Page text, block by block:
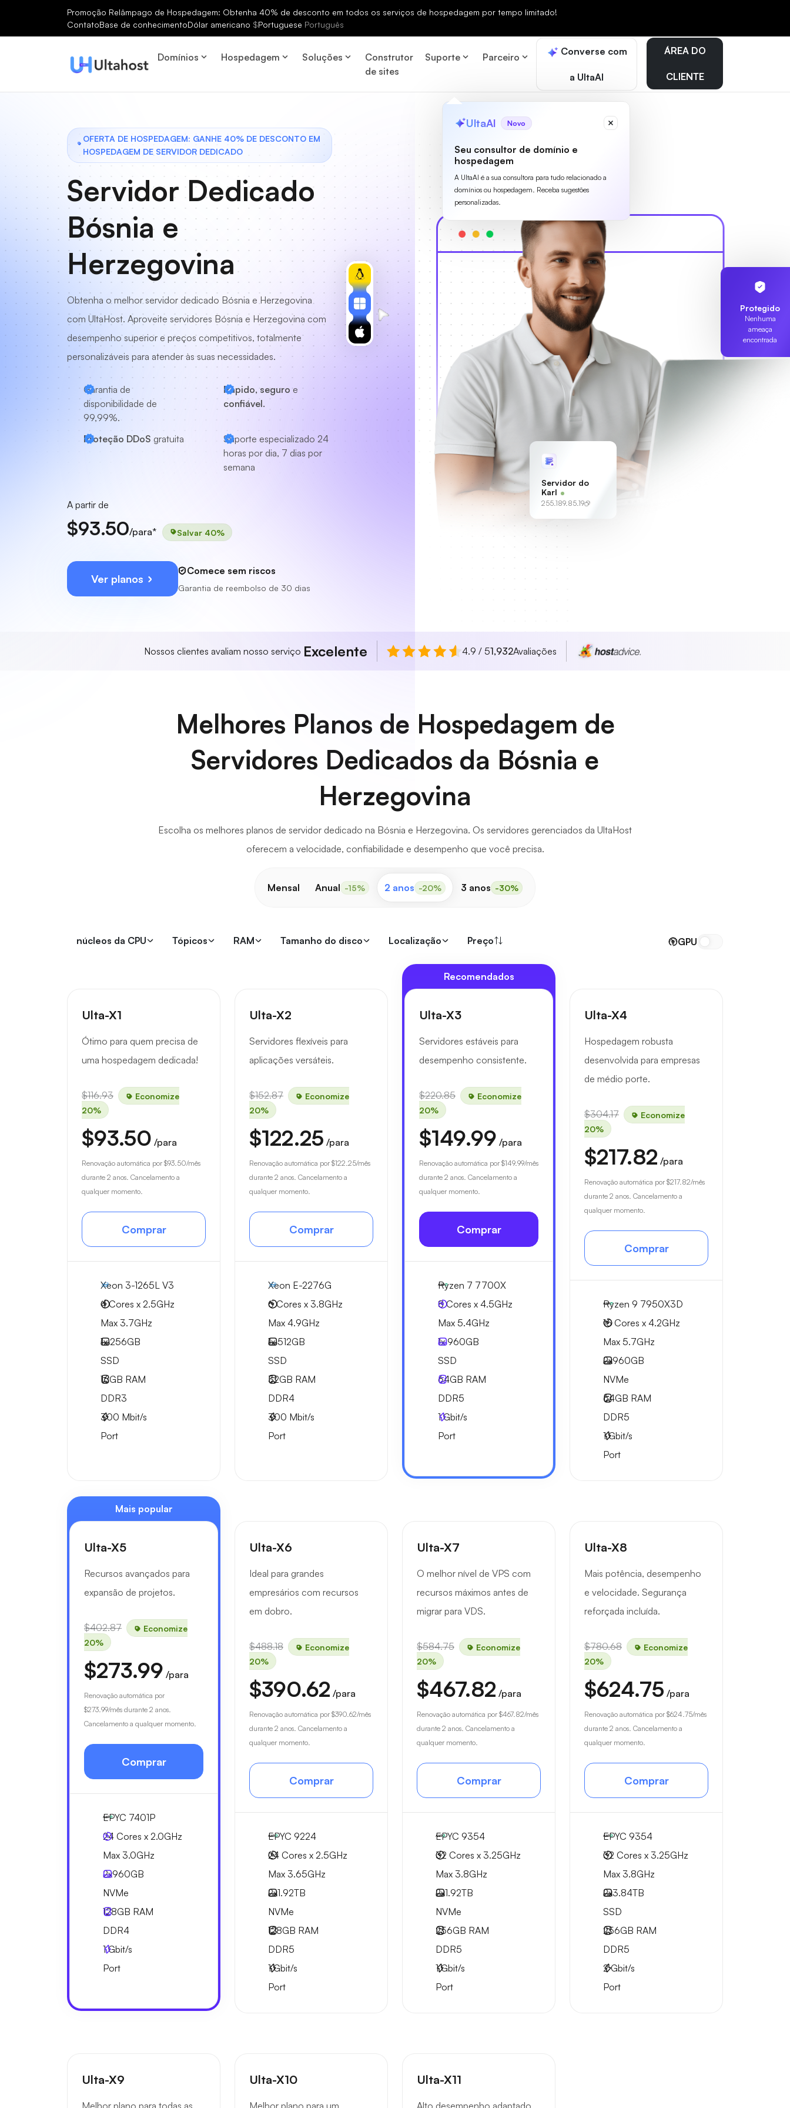
Promoção Relâmpago de Hospedagem: Obtenha 40% de desconto em todos os serviços de hospedagem por tempo limitado!
ContatoBase de conhecimentoDólar americano $Portuguese Português
Domínios Hospedagem Soluções
Construtor
de sites
Suporte Parceiro Converse com
a UltaAI
UltaAI Novo
Seu consultor de domínio e
hospedagem
A UltaAI é a sua consultora para tudo relacionado a
domínios ou hospedagem. Receba sugestões
personalizadas.
ÁREA DO
CLIENTE
OFERTA DE HOSPEDAGEM: GANHE 40% DE DESCONTO EM
HOSPEDAGEM DE SERVIDOR DEDICADO
Servidor Dedicado
Bósnia e
Herzegovina
Obtenha o melhor servidor dedicado Bósnia e Herzegovina
com UltaHost. Aproveite servidores Bósnia e Herzegovina com
desempenho superior e preços competitivos, totalmente
personalizáveis para atender às suas necessidades.
Garantia de
disponibilidade de
99,99%.
Rápido, seguro e
confiável.
Proteção DDoS gratuita Suporte especializado 24
horas por dia, 7 dias por
semana
A partir de
$93.50/para* Salvar 40%
Ver planos
Comece sem riscos
Garantia de reembolso de 30 dias
Protegido
Nenhuma
ameaça
encontrada
Servidor do
Karl
255.189.85.19
Nossos clientes avaliam nosso serviço Excelente 4.9 / 51,932Avaliações
Melhores Planos de Hospedagem de
Servidores Dedicados da Bósnia e
Herzegovina
Escolha os melhores planos de servidor dedicado na Bósnia e Herzegovina. Os servidores gerenciados da UltaHost
oferecem a velocidade, confiabilidade e desempenho que você precisa.
Mensal Anual -15% 2 anos -20% 3 anos -30%
núcleos da CPU Tópicos RAM Tamanho do disco Localização Preço GPU
Ulta-X1
Ótimo para quem precisa de
uma hospedagem dedicada!
$116.93
Economize
20%
$93.50 /para
Renovação automática por $93.50/mês
durante 2 anos. Cancelamento a
qualquer momento.
Comprar
Xeon 3-1265L V3
4 Cores x 2.5GHz
Max 3.7GHz
1x256GB
SSD
16GB RAM
DDR3
300 Mbit/s
Port
Ulta-X2
Servidores flexíveis para
aplicações versáteis.
$152.87
Economize
20%
$122.25 /para
Renovação automática por $122.25/mês
durante 2 anos. Cancelamento a
qualquer momento.
Comprar
Xeon E-2276G
6 Cores x 3.8GHz
Max 4.9GHz
1x512GB
SSD
32GB RAM
DDR4
300 Mbit/s
Port
Recomendados
Ulta-X3
Servidores estáveis para
desempenho consistente.
$220.85
Economize
20%
$149.99 /para
Renovação automática por $149.99/mês
durante 2 anos. Cancelamento a
qualquer momento.
Comprar
Ryzen 7 7700X
8 Cores x 4.5GHz
Max 5.4GHz
1x960GB
SSD
64GB RAM
DDR5
1Gbit/s
Port
Ulta-X4
Hospedagem robusta
desenvolvida para empresas
de médio porte.
$304.17
Economize
20%
$217.82 /para
Renovação automática por $217.82/mês
durante 2 anos. Cancelamento a
qualquer momento.
Comprar
Ryzen 9 7950X3D
16 Cores x 4.2GHz
Max 5.7GHz
2x960GB
NVMe
64GB RAM
DDR5
1Gbit/s
Port
Mais popular
Ulta-X5
Recursos avançados para
expansão de projetos.
$402.87
Economize
20%
$273.99 /para
Renovação automática por
$273.99/mês durante 2 anos.
Cancelamento a qualquer momento.
Comprar
EPYC 7401P
24 Cores x 2.0GHz
Max 3.0GHz
2x960GB
NVMe
128GB RAM
DDR4
1Gbit/s
Port
Ulta-X6
Ideal para grandes
empresários com recursos
em dobro.
$488.18
Economize
20%
$390.62 /para
Renovação automática por $390.62/mês
durante 2 anos. Cancelamento a
qualquer momento.
Comprar
EPYC 9224
24 Cores x 2.5GHz
Max 3.65GHz
2x1.92TB
NVMe
128GB RAM
DDR5
1Gbit/s
Port
Ulta-X7
O melhor nível de VPS com
recursos máximos antes de
migrar para VDS.
$584.75
Economize
20%
$467.82 /para
Renovação automática por $467.82/mês
durante 2 anos. Cancelamento a
qualquer momento.
Comprar
EPYC 9354
32 Cores x 3.25GHz
Max 3.8GHz
2x1.92TB
NVMe
256GB RAM
DDR5
1Gbit/s
Port
Ulta-X8
Mais potência, desempenho
e velocidade. Segurança
reforçada incluída.
$780.68
Economize
20%
$624.75 /para
Renovação automática por $624.75/mês
durante 2 anos. Cancelamento a
qualquer momento.
Comprar
EPYC 9354
32 Cores x 3.25GHz
Max 3.8GHz
2x3.84TB
SSD
256GB RAM
DDR5
2Gbit/s
Port
Ulta-X9
Melhor plano para todas as
Ulta-X10
Melhor plano para um
Ulta-X11
Alto desempenho adaptado